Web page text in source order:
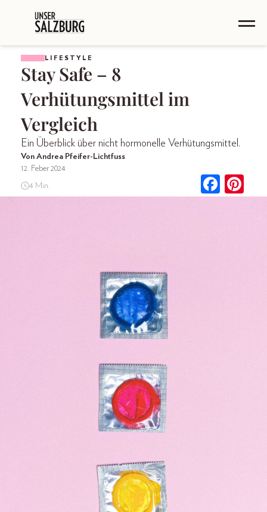
LIFESTYLE
Stay Safe – 8
Verhütungsmittel im
Vergleich
Ein Überblick über nicht hormonelle Verhütungsmittel.
Von Andrea Pfeifer-Lichtfuss
12. Feber 2024
4 Min.